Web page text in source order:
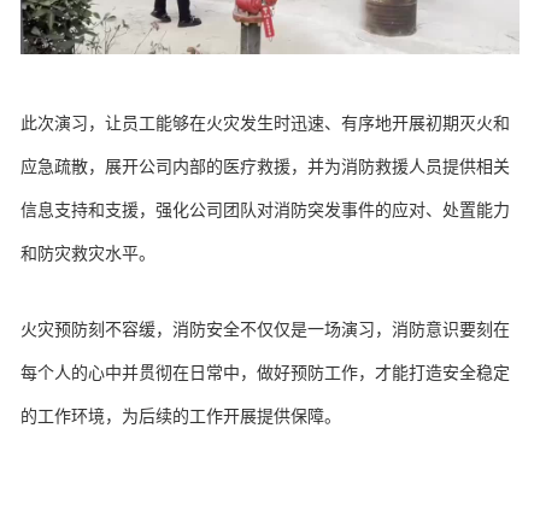
此次演习，让员工能够在火灾发生时迅速、有序地开展初期灭火和
应急疏散，展开公司内部的医疗救援，并为消防救援人员提供相关
信息支持和支援，强化公司团队对消防突发事件的应对、 处置能力
和防灾救灾水平。
火灾预防刻不容缓，消防安全不仅仅是一场演习，消防意识要刻在
每个人的心中并贯彻在日常中，做好预防工作，才能打造安全稳定
的工作环境，为后续的工作开展提供保障。